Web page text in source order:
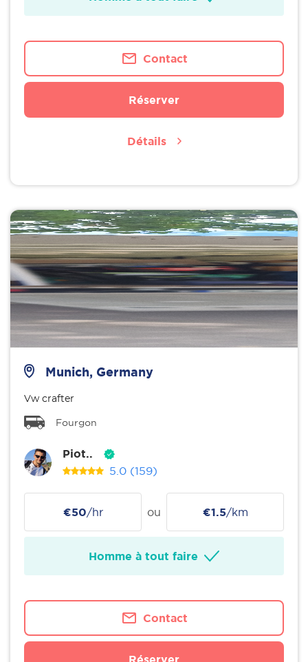
Contact
Réserver
Détails
Munich, Germany
Vw crafter
Fourgon
Piot..
5.0 (159)
€50/hr ou €1.5/km
Homme à tout faire
Contact
Réserver